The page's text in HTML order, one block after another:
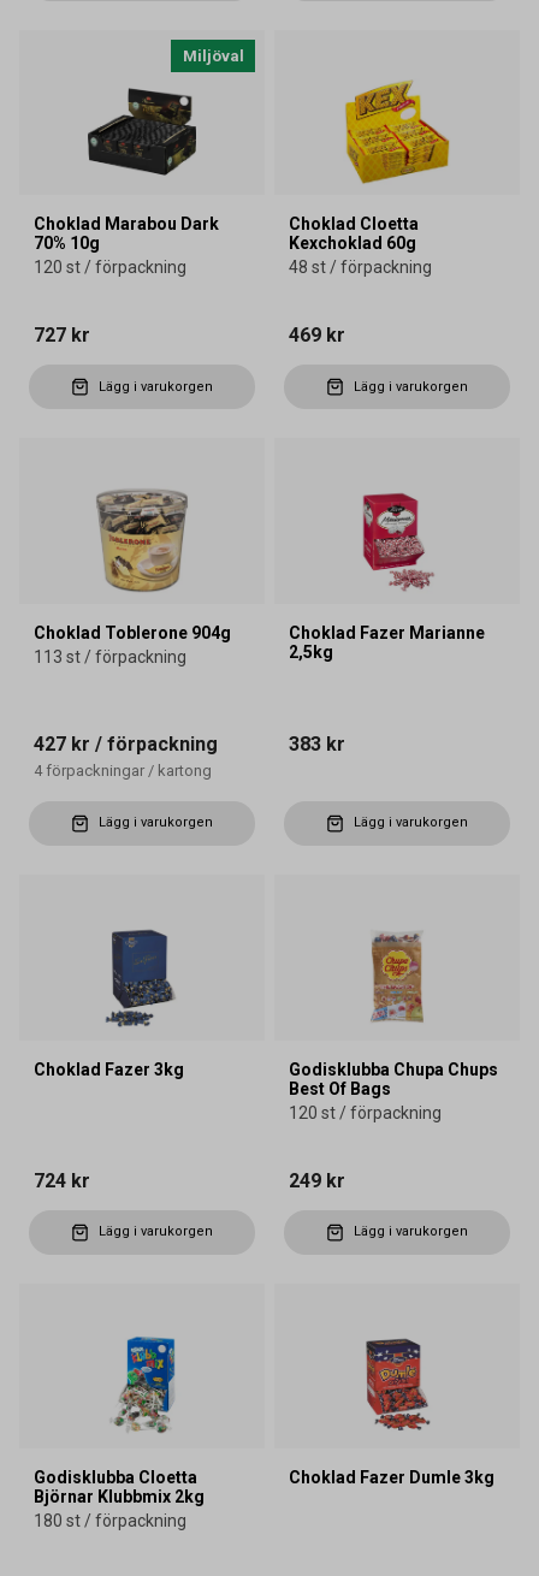
Miljöval
Choklad Marabou Dark
70% 10g
120 st / förpackning
727 kr
Lägg i varukorgen
Choklad Cloetta
Kexchoklad 60g
48 st / förpackning
469 kr
Lägg i varukorgen
Choklad Toblerone 904g
113 st / förpackning
427 kr / förpackning
4 förpackningar / kartong
Lägg i varukorgen
Choklad Fazer Marianne
2,5kg
383 kr
Lägg i varukorgen
Choklad Fazer 3kg
724 kr
Lägg i varukorgen
Godisklubba Chupa Chups
Best Of Bags
120 st / förpackning
249 kr
Lägg i varukorgen
Godisklubba Cloetta
Björnar Klubbmix 2kg
180 st / förpackning
Choklad Fazer Dumle 3kg